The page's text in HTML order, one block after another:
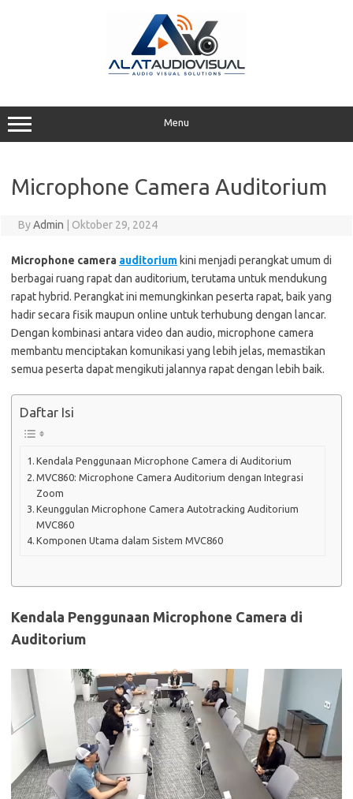
Menu
Microphone Camera Auditorium
ByAdmin Oktober 29, 2024
Microphone camera auditorium kini menjadi perangkat umum di
berbagai ruang rapat dan auditorium, terutama untuk mendukung
rapat hybrid. Perangkat ini memungkinkan peserta rapat, baik yang
hadir secara fisik maupun online untuk terhubung dengan lancar.
Dengan kombinasi antara video dan audio, microphone camera
membantu menciptakan komunikasi yang lebih jelas, memastikan
semua peserta dapat mengikuti jalannya rapat dengan lebih baik.
Daftar Isi
Kendala Penggunaan Microphone Camera di Auditorium
MVC860: Microphone Camera Auditorium dengan Integrasi
Zoom
Keunggulan Microphone Camera Autotracking Auditorium
MVC860
Komponen Utama dalam Sistem MVC860
Kendala Penggunaan Microphone Camera di
Auditorium